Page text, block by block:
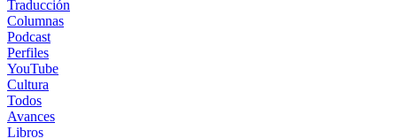
Traducción
Columnas
Podcast
Perfiles
YouTube
Cultura
Todos
Avances
Libros